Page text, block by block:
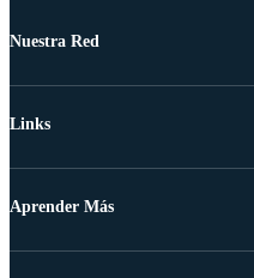
Nuestra Red
Links
Aprender Más